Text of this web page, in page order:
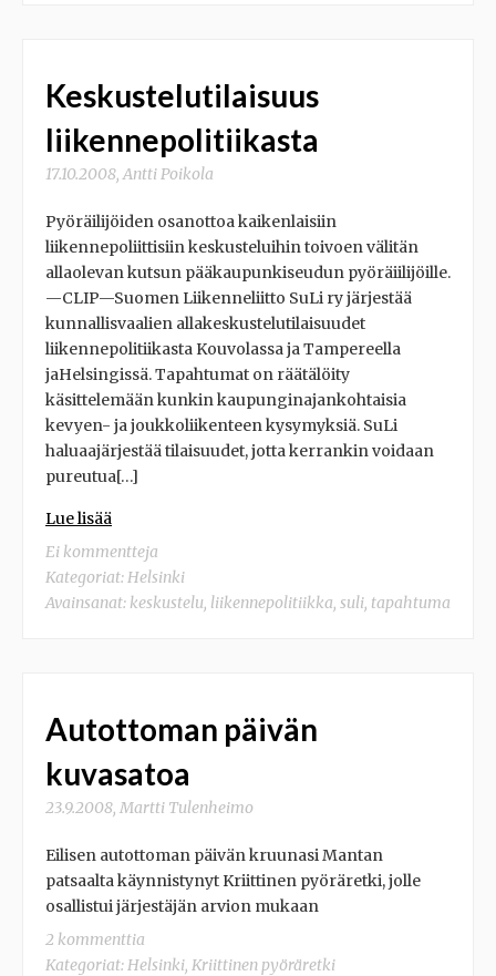
Keskustelutilaisuus
liikennepolitiikasta
17.10.2008,Antti Poikola
Pyöräilijöiden osanottoa kaikenlaisiin
liikennepoliittisiin keskusteluihin toivoen välitän
allaolevan kutsun pääkaupunkiseudun pyöräiilijöille.
—CLIP—Suomen Liikenneliitto SuLi ry järjestää
kunnallisvaalien allakeskustelutilaisuudet
liikennepolitiikasta Kouvolassa ja Tampereella
jaHelsingissä. Tapahtumat on räätälöity
käsittelemään kunkin kaupunginajankohtaisia
kevyen- ja joukkoliikenteen kysymyksiä. SuLi
haluaajärjestää tilaisuudet, jotta kerrankin voidaan
pureutua[…]
Lue lisää
Ei kommentteja
Kategoriat:Helsinki
Avainsanat: keskustelu, liikennepolitiikka, suli, tapahtuma
Autottoman päivän
kuvasatoa
23.9.2008, Martti Tulenheimo
Eilisen autottoman päivän kruunasi Mantan
patsaalta käynnistynyt Kriittinen pyöräretki, jolle
osallistui järjestäjän arvion mukaan
2 kommenttia
Kategoriat:Helsinki, Kriittinen pyöräretki